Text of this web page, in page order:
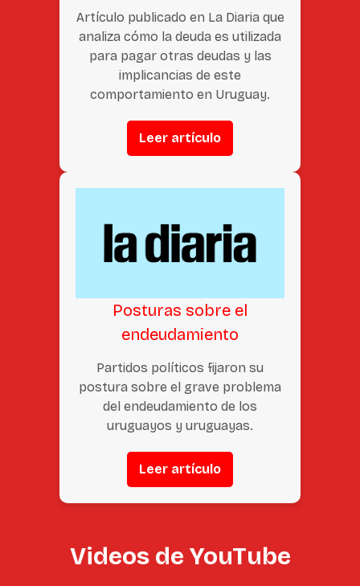
Artículo publicado en La Diaria que
analiza cómo la deuda es utilizada
para pagar otras deudas y las
implicancias de este
comportamiento en Uruguay.
Leer artículo
Posturas sobre el
endeudamiento
Partidos políticos fijaron su
postura sobre el grave problema
del endeudamiento de los
uruguayos y uruguayas.
Leer artículo
Videos de YouTube